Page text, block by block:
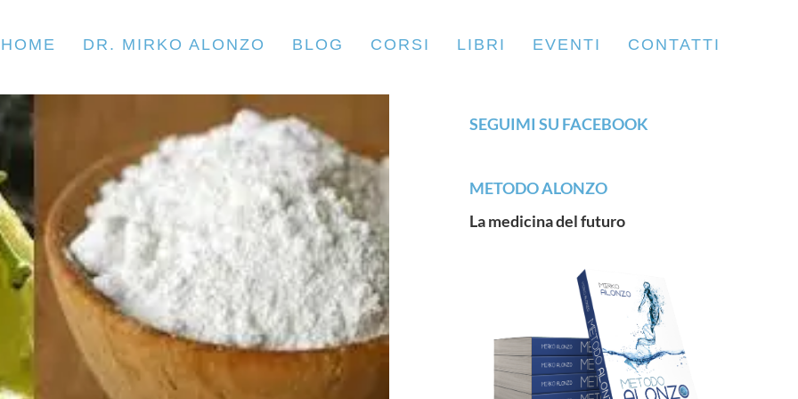
HOME DR. MIRKO ALONZO BLOG CORSI LIBRI EVENTI CONTATTI
SEGUIMI SU FACEBOOK
METODO ALONZO
La medicina del futuro